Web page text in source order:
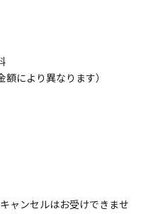
により異なります）
ャンセルはお受けできませ